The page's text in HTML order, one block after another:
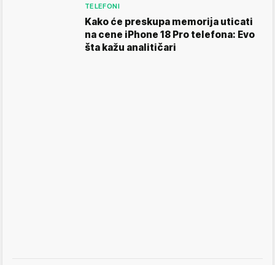
TELEFONI
Kako će preskupa memorija uticati
na cene iPhone 18 Pro telefona: Evo
šta kažu analitičari